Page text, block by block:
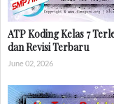
ATP Koding Kelas 7
dan Revisi Terbaru
June 02, 2026